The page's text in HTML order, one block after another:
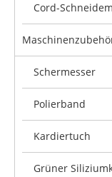
Cord-
Schermesser
Polierband
Kardiertuch
Grüner